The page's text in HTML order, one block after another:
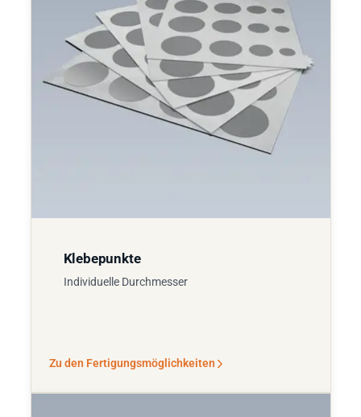
Klebepunkte
Individuelle Durchmesser
Zu den Fertigungsmöglichkeiten